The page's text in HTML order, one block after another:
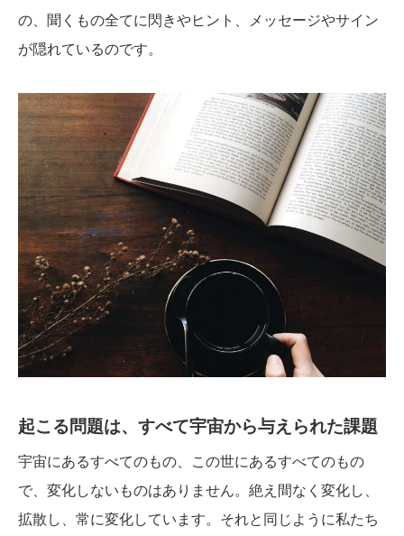
の、聞くもの全てに閃きやヒント、メッセージやサイン
が隠れているのです。
起こる問題は、すべて宇宙から与えられた課題
宇宙にあるすべてのもの、この世にあるすべてのもの
で、変化しないものはありません。絶え間なく変化し、
拡散し、常に変化しています。それと同じように私たち